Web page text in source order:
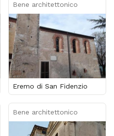
Bene architettonico
Eremo di San Fidenzio
Bene architettonico